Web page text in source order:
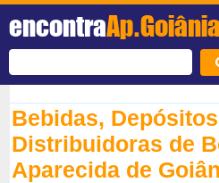
encontraAp.Goiânia
Bebidas,
Distribuidoras de
Aparecida de